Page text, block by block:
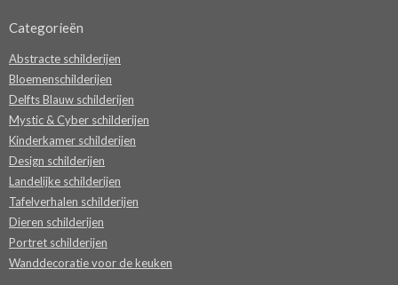
Categorieën
Abstracte schilderijen
Bloemenschilderijen
Delfts Blauw schilderijen
Mystic & Cyber schilderijen
Kinderkamer schilderijen
Design schilderijen
Landelijke schilderijen
Tafelverhalen schilderijen
Dieren schilderijen
Portret schilderijen
Wanddecoratie voor de keuken